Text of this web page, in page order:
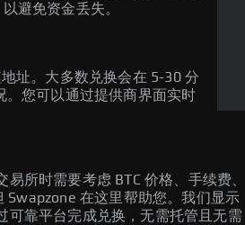
避免资金丢失。
址。大多数兑换会在 5-30 分
。您可以通过提供商界面实时
所时需要考虑 BTC 价格、手续费、
Swapzone 在这里帮助您。我们显示
可靠平台完成兑换，无需托管且无需